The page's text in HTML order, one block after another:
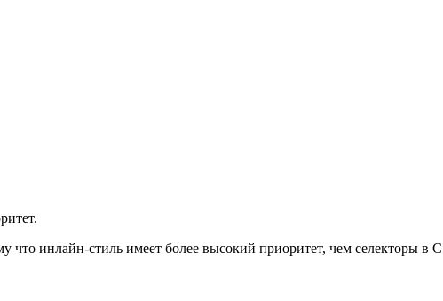
что инлайн-стиль имеет более высокий приоритет, чем селекторы в